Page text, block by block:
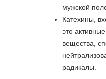
мужской
Катехины,
это
вещества,
радикалы.